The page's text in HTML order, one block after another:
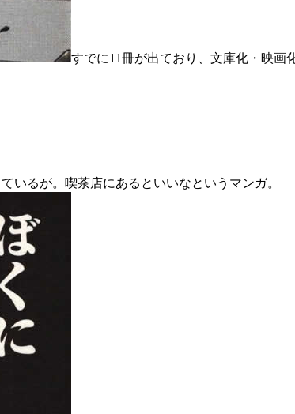
すでに11冊が出ており、文庫化・映画
いるが。喫茶店にあるといいなというマンガ。